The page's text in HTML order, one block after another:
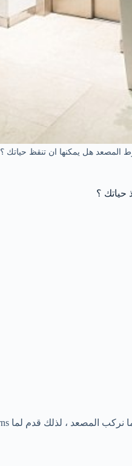
المصعد هل يمكنها ان تنقظ حياتك ؟
حياتك ؟